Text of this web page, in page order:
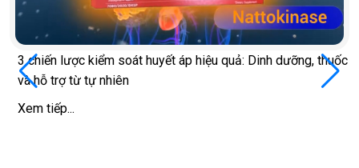
3 chiến lược kiểm soát huyết áp hiệu quả: Dinh dưỡng, thuốc
và hỗ trợ từ tự nhiên
Xem tiếp...